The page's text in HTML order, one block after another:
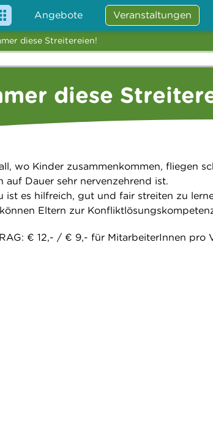
Angebote Veranstaltungen
diese Streitereien!
diese
wo Kinder zusammenkommen, fliegen
auf Dauer sehr nervenzehrend ist.
ist es hilfreich, gut und fair streiten zu
Eltern zur
€ 12,- / € 9,- für MitarbeiterInnen pro